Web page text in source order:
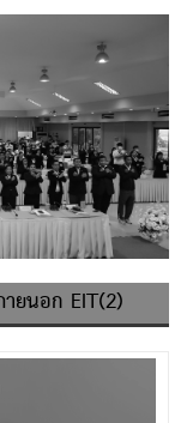
ยนอก EIT(2)